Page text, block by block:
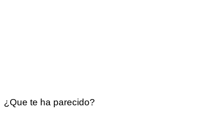
¿Que te ha parecido?